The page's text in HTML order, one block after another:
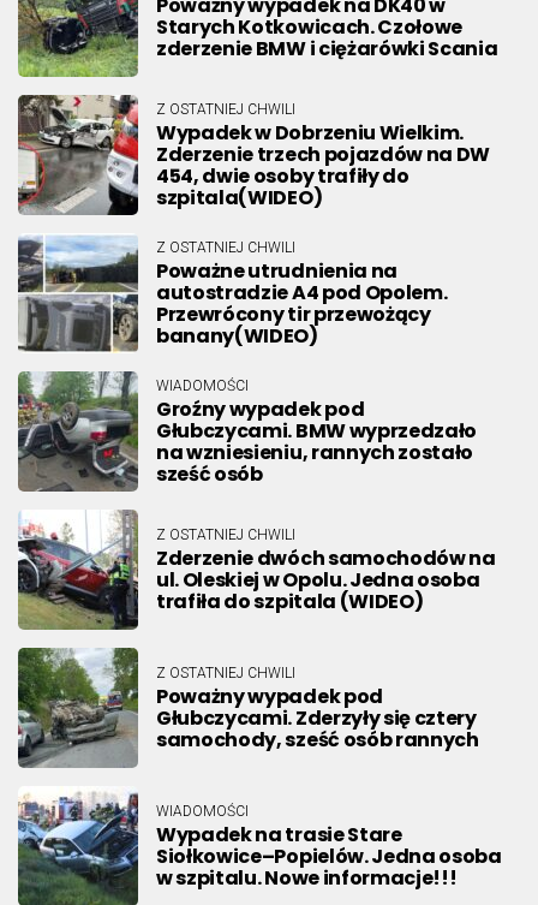
Starych Kotkowicach. Czołowe
zderzenie BMW i ciężarówki Scania
Z OSTATNIEJ CHWILI
Wypadek w Dobrzeniu Wielkim.
Zderzenie trzech pojazdów na DW
454, dwie osoby trafiły do
szpitala(WIDEO)
Z OSTATNIEJ CHWILI
Poważne utrudnienia na
autostradzie A4 pod Opolem.
Przewrócony tir przewożący
banany(WIDEO)
WIADOMOŚCI
Groźny wypadek pod
Głubczycami. BMW wyprzedzało
na wzniesieniu, rannych zostało
sześć osób
Z OSTATNIEJ CHWILI
Zderzenie dwóch samochodów na
ul. Oleskiej w Opolu. Jedna osoba
trafiła do szpitala (WIDEO)
Z OSTATNIEJ CHWILI
Poważny wypadek pod
Głubczycami. Zderzyły się cztery
samochody, sześć osób rannych
WIADOMOŚCI
Wypadek na trasie Stare
Siołkowice–Popielów. Jedna osoba
w szpitalu. Nowe informacje!!!